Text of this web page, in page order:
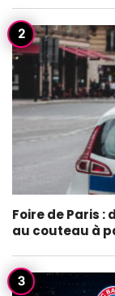
Foire de Paris :
au couteau à